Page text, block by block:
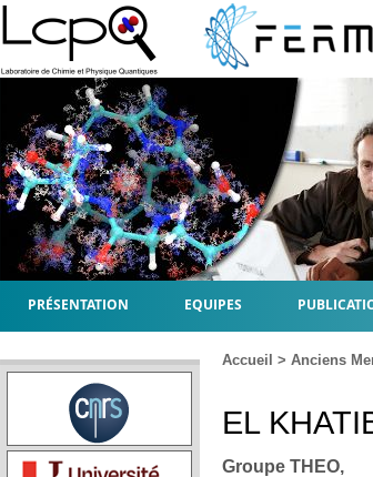
PRÉSENTATION EQUIPES
Accueil > Anciens
EL
Groupe THEO,